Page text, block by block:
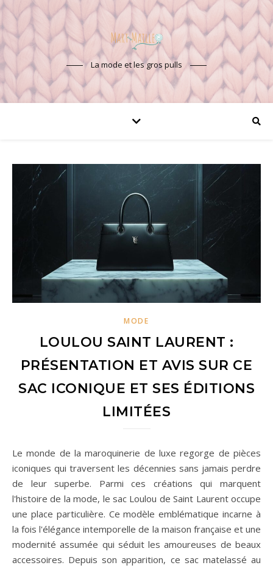
La mode et les gros pulls
MODE
LOULOU SAINT LAURENT :
PRÉSENTATION ET AVIS SUR CE
SAC ICONIQUE ET SES ÉDITIONS
LIMITÉES
Le monde de la maroquinerie de luxe regorge de pièces
iconiques qui traversent les décennies sans jamais perdre
de leur superbe. Parmi ces créations qui marquent
l'histoire de la mode, le sac Loulou de Saint Laurent occupe
une place particulière. Ce modèle emblématique incarne à
la fois l'élégance intemporelle de la maison française et une
modernité assumée qui séduit les amoureuses de beaux
accessoires. Depuis son apparition, ce sac matelassé au